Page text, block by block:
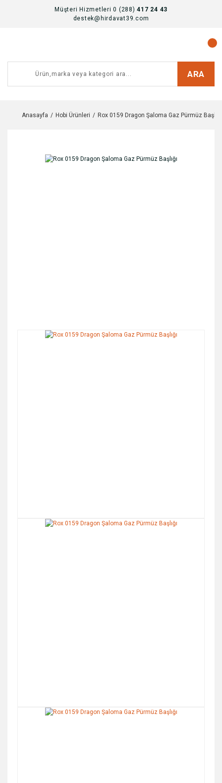
Müşteri Hizmetleri 0 (288)417 24 43
destek@hirdavat39.com
ARA
Anasayfa Hobi Ürünleri Rox 0159 Dragon Şaloma Gaz Pürmüz Başlığı